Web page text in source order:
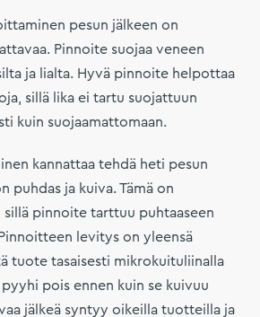
pesun jälkeen on
Pinnoite suojaa veneen
ja lialta. Hyvä pinnoite helpottaa
sillä lika ei tartu suojattuun
kuin suojaamattomaan.
kannattaa tehdä heti pesun
puhdas ja kuiva. Tämä on
pinnoite tarttuu puhtaaseen
levitys on yleensä
tuote tasaisesti mikrokuituliinalla
pois ennen kuin se kuivuu
jälkeä syntyy oikeilla tuotteilla ja